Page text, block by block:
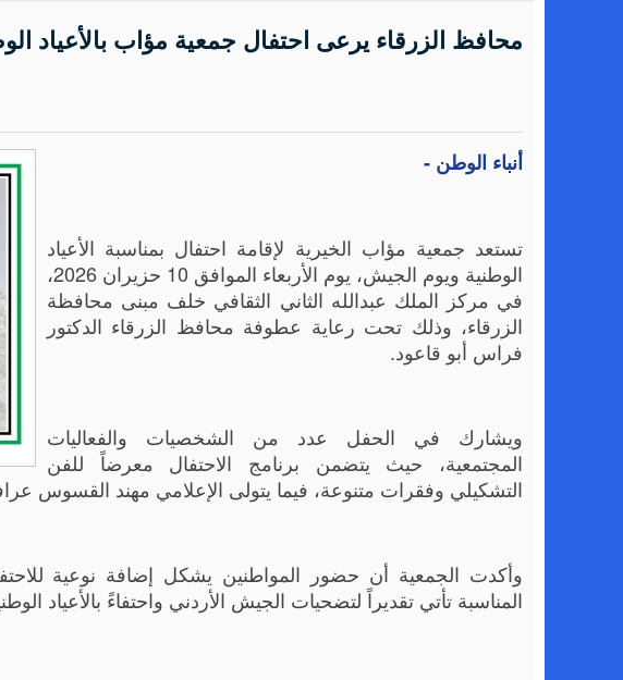
محافظ الزرقاء يرعى احتفال جمعية مؤاب بالأعياد
أنباء الوطن -
تستعد جمعية مؤاب الخيرية لإقامة احتفال بمناسبة الأعياد
الوطنية ويوم الجيش، يوم الأربعاء الموافق 10 حزيران 2026،
في مركز الملك عبدالله الثاني الثقافي خلف مبنى محافظة
الزرقاء، وذلك تحت رعاية عطوفة محافظ الزرقاء الدكتور
فراس أبو قاعود.
ويشارك في الحفل عدد من الشخصيات والفعاليات
المجتمعية، حيث يتضمن برنامج الاحتفال معرضاً للفن
التشكيلي وفقرات متنوعة، فيما يتولى الإعلامي مهند القسوس
وأكدت الجمعية أن حضور المواطنين يشكل إضافة نوعية
المناسبة تأتي تقديراً لتضحيات الجيش الأردني واحتفاءً